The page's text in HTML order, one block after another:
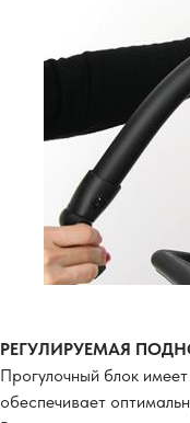
РЕГУЛИРУЕМАЯ
Прогулочный блок
обеспечивает